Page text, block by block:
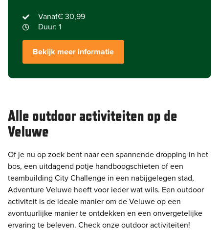
Vanaf€ 30,99
Duur: 1
Bekijk meer informatie
Alle outdoor activiteiten op de
Veluwe
Of je nu op zoek bent naar een spannende dropping in het
bos, een uitdagend potje handboogschieten of een
teambuilding City Challenge in een nabijgelegen stad,
Adventure Veluwe heeft voor ieder wat wils. Een outdoor
activiteit is de ideale manier om de Veluwe op een
avontuurlijke manier te ontdekken en een onvergetelijke
ervaring te beleven. Check onze outdoor activiteiten!